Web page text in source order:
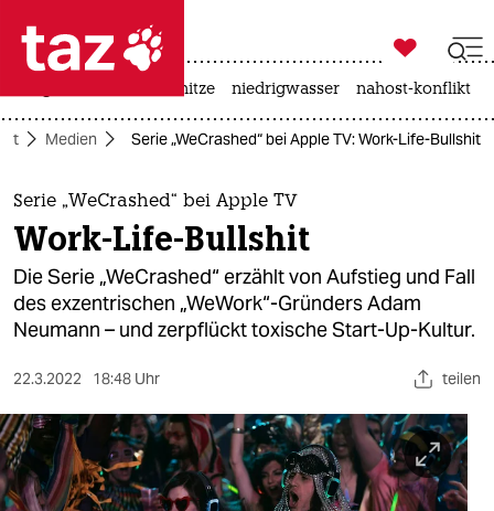
 taz zahl ich
taz zahl ich
themen
politik
öko
sport
berlin

taz zahl ich
hitze niedrigwasser nahost-konflikt
Medien Serie „WeCrashed“ bei Apple TV: Work-Life-Bullshit
Serie „WeCrashed“ bei Apple TV
Work-Life-Bullshit
Die Serie „WeCrashed“ erzählt von Aufstieg und Fall
des exzentrischen „WeWork“-Gründers Adam
Neumann – und zerpflückt toxische Start-Up-Kultur.
22.3.2022 18:48 Uhr teilen